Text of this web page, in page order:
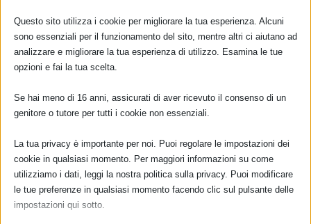
SAM 2013 a Frascati (RM)
23 Ottobre 2013
RISPONDI
Questo sito utilizza i cookie per migliorare la tua esperienza. Alcuni
sono essenziali per il funzionamento del sito, mentre altri ci aiutano ad
analizzare e migliorare la tua esperienza di utilizzo. Esamina le tue
opzioni e fai la tua scelta.
Se hai meno di 16 anni, assicurati di aver ricevuto il consenso di un
genitore o tutore per tutti i cookie non essenziali.
La tua privacy è importante per noi. Puoi regolare le impostazioni dei
cookie in qualsiasi momento. Per maggiori informazioni su come
utilizziamo i dati, leggi la nostra politica sulla privacy. Puoi modificare
le tue preferenze in qualsiasi momento facendo clic sul pulsante delle
impostazioni qui sotto.